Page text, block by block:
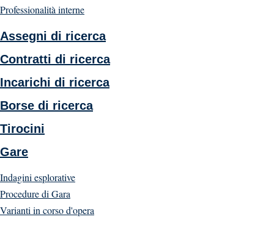
Professionalità interne
Assegni di ricerca
Contratti di ricerca
Incarichi di ricerca
Borse di ricerca
Tirocini
Gare
Indagini esplorative
Procedure di Gara
Varianti in corso d'opera